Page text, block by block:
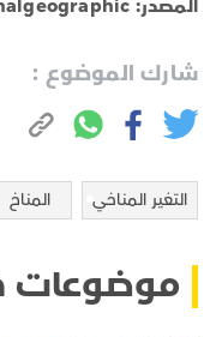
المصدر: Nationalgeographic
شارك الموضوع :
التغير المناخي المناخ
موضوعات